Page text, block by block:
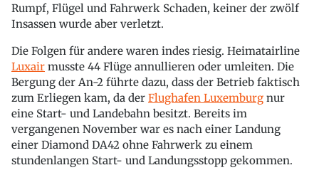
Rumpf, Flügel und Fahrwerk Schaden, keiner der zwölf
Insassen wurde aber verletzt.
Die Folgen für andere waren indes riesig. Heimatairline
Luxair musste 44 Flüge annullieren oder umleiten. Die
Bergung der An-2 führte dazu, dass der Betrieb faktisch
zum Erliegen kam, da der Flughafen Luxemburg nur
eine Start- und Landebahn besitzt. Bereits im
vergangenen November war es nach einer Landung
einer Diamond DA42 ohne Fahrwerk zu einem
stundenlangen Start- und Landungsstopp gekommen.